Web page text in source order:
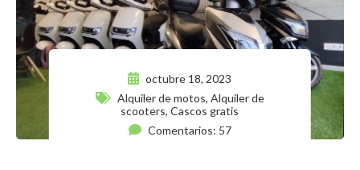
octubre 18, 2023
Alquiler de motos, Alquiler de
scooters,Cascos gratis
Comentarios: 57